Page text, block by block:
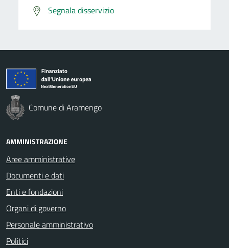
Segnala disservizio
Comune di Aramengo
AMMINISTRAZIONE
Aree amministrative
Documenti e dati
Enti e fondazioni
Organi di governo
Personale amministrativo
Politici